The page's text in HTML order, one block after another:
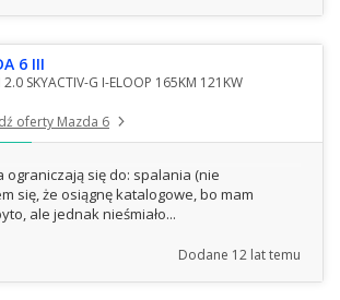
6 III
2.0 SKYACTIV-G I-ELOOP 165KM 121KW
oferty Mazda 6
ograniczają się do: spalania (nie
się, że osiągnę katalogowe, bo mam
ale jednak nieśmiało...
Dodane 12 lat temu